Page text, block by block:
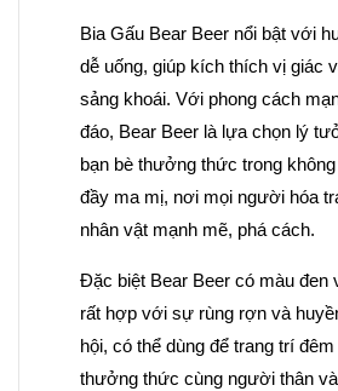
Bia Gấu Bear Beer nổi bật với
dễ uống, giúp kích thích vị giác
sảng khoái. Với phong cách
đáo, Bear Beer là lựa chọn lý
bạn bè thưởng thức trong
đầy ma mị, nơi mọi người hóa
nhân vật mạnh mẽ, phá cách.
Đặc biệt Bear Beer có màu đen
rất hợp với sự rùng rợn và
hội, có thể dùng để trang trí
thưởng thức cùng người thân